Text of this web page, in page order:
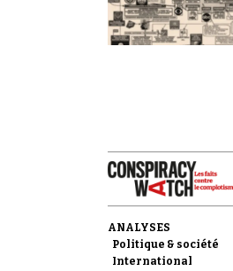
ANALYSES
Politique & société
International